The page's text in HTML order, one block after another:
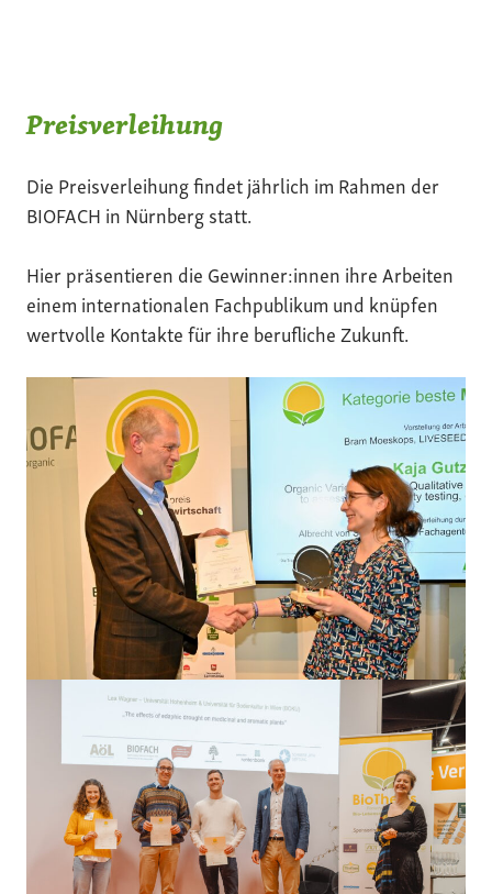
Preisverleihung
Die Preisverleihung findet jährlich im Rahmen der
BIOFACH in Nürnberg statt.
Hier präsentieren die Gewinner:innen ihre Arbeiten
einem internationalen Fachpublikum und knüpfen
wertvolle Kontakte für ihre berufliche Zukunft.